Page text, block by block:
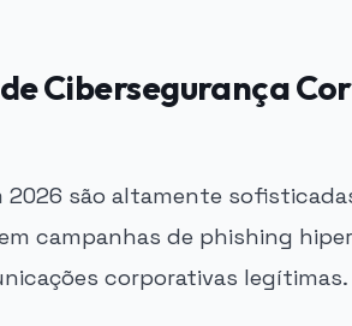
Cibersegurança
são altamente
campanhas de phishing
corporativas legítimas.